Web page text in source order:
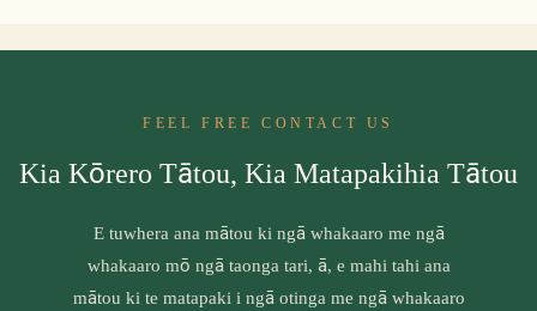
FEEL FREE CONTACT US
Kia Kōrero Tātou, Kia Matapakihia Tātou
E tuwhera ana mātou ki ngā whakaaro me ngā
whakaaro mō ngā taonga tari, ā, e mahi tahi ana
mātou ki te matapaki i ngā otinga me ngā whakaaro